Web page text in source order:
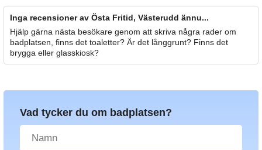
Inga recensioner av Östa Fritid, Västerudd ännu...
Hjälp gärna nästa besökare genom att skriva några rader om
badplatsen, finns det toaletter? Är det långgrunt? Finns det
brygga eller glasskiosk?
Vad tycker du om badplatsen?